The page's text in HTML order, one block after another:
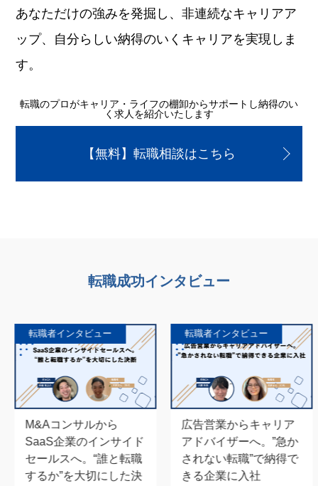
あなただけの強みを発掘し、非連続なキャリアア
ップ、自分らしい納得のいくキャリアを実現しま
す。
転職のプロがキャリア・ライフの棚卸からサポートし納得のい
く求人を紹介いたします
【無料】転職相談はこちら
転職成功インタビュー
ンサイド
誰と転職
にした決
転職者インタビュー
広告営業からキャリア
アドバイザーへ。”急か
されない転職”で納得で
きる企業に入社
転職者インタビ
メディア営業
ティカル
スタマーサク
職し、わずか